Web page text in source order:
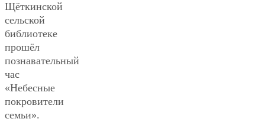
Щёткинской
сельской
библиотеке
прошёл
познавательный
час
«Небесные
покровители
семьи».